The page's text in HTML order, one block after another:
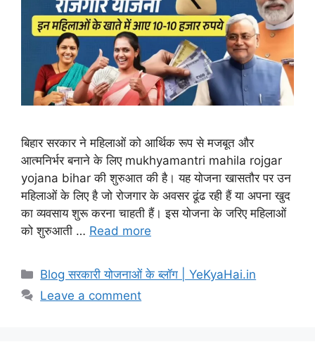
बिहार सरकार ने महिलाओं को आर्थिक रूप से मजबूत और
आत्मनिर्भर बनाने के लिए mukhyamantri mahila rojgar
yojana bihar की शुरुआत की है। यह योजना खासतौर पर उन
महिलाओं के लिए है जो रोजगार के अवसर ढूंढ रही हैं या अपना खुद
का व्यवसाय शुरू करना चाहती हैं। इस योजना के जरिए महिलाओं
को शुरुआती … Read more
Blog सरकारी योजनाओं के ब्लॉग | YeKyaHai.in
Leave a comment